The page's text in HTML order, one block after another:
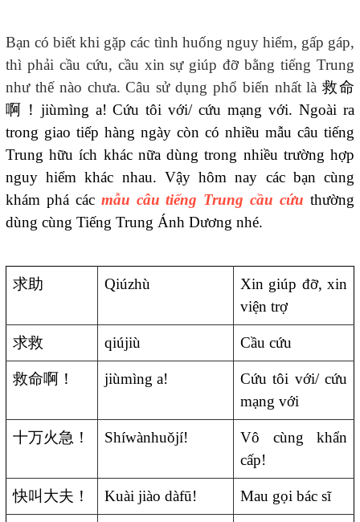
Bạn có biết khi gặp các tình huống nguy hiểm, gấp gáp,
thì phải cầu cứu, cầu xin sự giúp đỡ bằng tiếng Trung
như thế nào chưa. Câu sử dụng phổ biến nhất là救命
啊！ jiùmìng a! Cứu tôi với/ cứu mạng với. Ngoài ra
trong giao tiếp hàng ngày còn có nhiều mẫu câu tiếng
Trung hữu ích khác nữa dùng trong nhiều trường hợp
nguy hiểm khác nhau. Vậy hôm nay các bạn cùng
khám phá các mẫu câu tiếng Trung cầu cứu thường
dùng cùng Tiếng Trung Ánh Dương nhé.
求助 Qiúzhù
Xin giúp đỡ, xin
viện trợ
求救 qiújiù Cầu cứu
救命啊！ jiùmìng a!
Cứu tôi với/ cứu
mạng với
十万火急！ Shíwànhuǒjí!
Vô cùng khẩn
cấp!
快叫大夫！ Kuài jiào dàfū! Mau gọi bác sĩ